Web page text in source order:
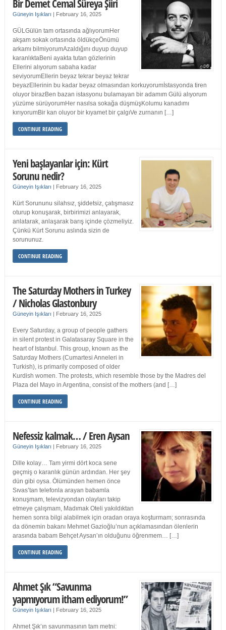
Bir Demet Cemal Süreya Şiiri
Güneyin Işıkları | February 16, 2025
GÜLGülün tam ortasında ağlıyorumHer
akşam sokak ortasında öldükçeÖnümü
arkamı bilmiyorumAzaldığını duyup duyup
karanlıktaBeni ayakta tutan gözlerinin
Ellerini alıyorum sabaha kadar
seviyorumEllerin beyaz tekrar beyaz tekrar
beyazEllerinin bu kadar beyaz olmasından korkuyorumİstasyonda tiren
oluyor birazBen bazan istasyonu bulamayan bir adamım Gülü alıyorum
yüzüme sürüyorumHer nasılsa sokağa düşmüşKolumu kanadımı
kırıyorumBir kan oluyor bir kıyamet bir çalgıVe zurnanın […]
CONTINUE READING
Yeni başlayanlar için: Kürt
Sorunu nedir?
Güneyin Işıkları | February 16, 2025
Kürt Sorununu silahsız, şiddetsiz, çatışmasız
oturup konuşarak, birbirimizi anlayarak,
anlatarak, anlaşarak barış içinde çözmeliyiz.
Çünkü Kürt Sorunu aslında sizin de
sorununuz.
CONTINUE READING
The Saturday Mothers in Turkey
/ Nicholas Glastonbury
Güneyin Işıkları | February 16, 2025
Every Saturday, a group of people gathers
in silent protest in Galatasaray Square in the
heart of Istanbul. This group, known as the
Saturday Mothers (Cumartesi Anneleri in
Turkish), is primarily composed of older
Kurdish women. The protests, which resemble those by the Madres del
Plaza del Mayo in Argentina, consist of the mothers (and […]
CONTINUE READING
Nefessiz kalmak… / Eren Aysan
Güneyin Işıkları | February 16, 2025
Dille kolay… Tam yirmi dört koca sene
geçmiş o karanlık günün ardından. Her şey
dün gibi oysa. Ölümünden hemen önce
Sıvas’tan telefonla arayan babamla
konuşmam, televizyondan olayları takip
etmeye çalışmam, Madımak Oteli yakıldıktan
hemen sonra bilgi alabilmek için oradan oraya koşturmam; sonrasında
da dönemin bakanı Mehmet Gazioğlu’nun açıklamasından ölenlerin
arasında babam Behçet Aysan’ın olduğunu öğrenmem… […]
CONTINUE READING
Ahmet Şık “Savunma
yapmıyorum itham ediyorum!”
Güneyin Işıkları | February 16, 2025
Ahmet Şık’ın savunmasının tam metni: